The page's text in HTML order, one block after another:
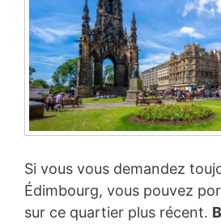
Si vous vous demandez
Édimbourg, vous pouvez
sur ce quartier plus récent.